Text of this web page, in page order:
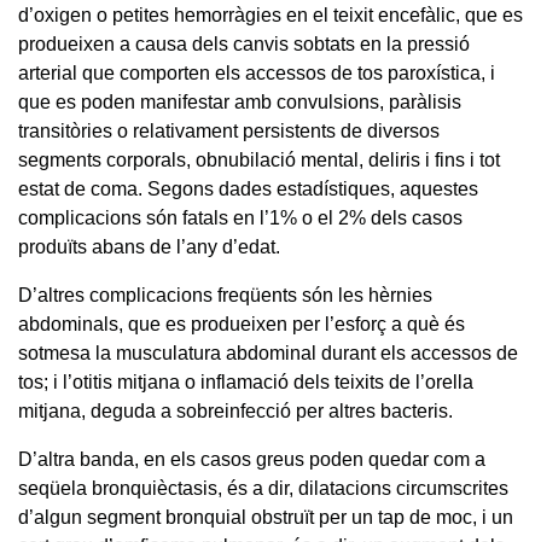
d’oxigen o petites hemorràgies en el teixit encefàlic, que es
produeixen a causa dels canvis sobtats en la pressió
arterial que comporten els accessos de tos paroxística, i
que es poden manifestar amb convulsions, paràlisis
transitòries o relativament persistents de diversos
segments corporals, obnubilació mental, deliris i fins i tot
estat de coma. Segons dades estadístiques, aquestes
complicacions són fatals en l’1% o el 2% dels casos
produïts abans de l’any d’edat.
D’altres complicacions freqüents són les hèrnies
abdominals, que es produeixen per l’esforç a què és
sotmesa la musculatura abdominal durant els accessos de
tos; i l’otitis mitjana o inflamació dels teixits de l’orella
mitjana, deguda a sobreinfecció per altres bacteris.
D’altra banda, en els casos greus poden quedar com a
seqüela bronquièctasis, és a dir, dilatacions circumscrites
d’algun segment bronquial obstruït per un tap de moc, i un